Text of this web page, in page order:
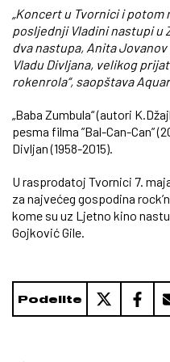
„Koncert u Tvornici i
posljednji Vladini nastupi u
dva nastupa, Anita
Vladu Divljana, velikog
rokenrola“, saopštava
„Baba Zumbula“ (autori
pesma filma ”Bal-Can-Can”
Divljan (1958-2015).
U rasprodatoj Tvornici 7.
za najvećeg gospodina
kome su uz Ljetno kino
Gojković Gile.
Podelite